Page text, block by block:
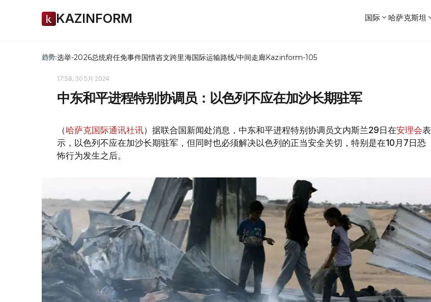
KAZINFORM 国际 哈萨克斯坦
趋势:选举-2026总统府任免事件国情咨文跨里海国际运输路线/中间走廊Kazinform-105
17:58, 30 5月 2024
中东和平进程特别协调员：以色列不应在加沙长期驻军
（哈萨克国际通讯社讯）据联合国新闻处消息，中东和平进程特别协调员文内斯兰29日在安理会表
示，以色列不应在加沙长期驻军，但同时也必须解决以色列的正当安全关切，特别是在10月7日恐
怖行为发生之后。